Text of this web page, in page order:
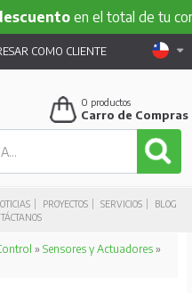
en el total de tu compra!
PROYECTOS SERVICIOS
BLOG
COMO CLIENTE
0 productos
Carro de Compras
» Sensores y Actuadores»